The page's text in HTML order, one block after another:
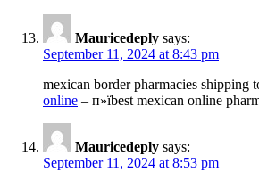
Mauricedeply says:
September 11, 2024 at 8:43 pm
mexican border pharmacies shipping
online – п»їbest mexican online
Mauricedeply says:
September 11, 2024 at 8:53 pm